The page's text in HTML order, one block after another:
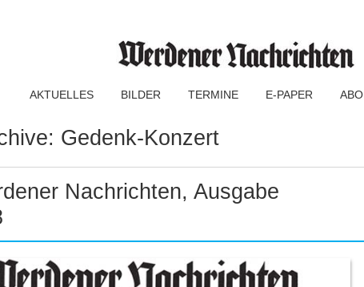
AKTUELLES BILDER TERMINE E-PAPER ABO
Gedenk-Konzert
Nachrichten, Ausgabe